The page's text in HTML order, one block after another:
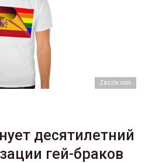
Zazzle.com
десятилетний
гей-браков